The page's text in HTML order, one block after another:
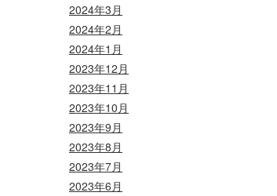
2024年3月
2024年2月
2024年1月
2023年12月
2023年11月
2023年10月
2023年9月
2023年8月
2023年7月
2023年6月